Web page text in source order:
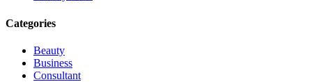
Categories
Beauty
Business
Consultant